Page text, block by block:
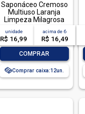
Saponáceo Cremoso
Multiuso Laranja
Limpeza Milagrosa
Cif Squeeze 450ml
unidade
R$ 16,99
acima de 6
R$ 16,49
COMPRAR
Comprar caixa:12